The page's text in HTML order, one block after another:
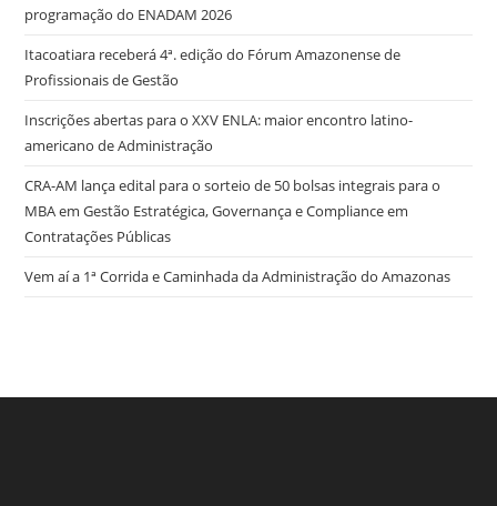
programação do ENADAM 2026
Itacoatiara receberá 4ª. edição do Fórum Amazonense de
Profissionais de Gestão
Inscrições abertas para o XXV ENLA: maior encontro latino-
americano de Administração
CRA-AM lança edital para o sorteio de 50 bolsas integrais para o
MBA em Gestão Estratégica, Governança e Compliance em
Contratações Públicas
Vem aí a 1ª Corrida e Caminhada da Administração do Amazonas